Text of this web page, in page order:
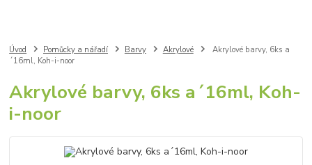
Úvod Pomůcky a nářadí Barvy Akrylové
Akrylové barvy, 6ks a
´16ml, Koh-i-noor
Akrylové barvy, 6ks a´16ml, Koh-
i-noor